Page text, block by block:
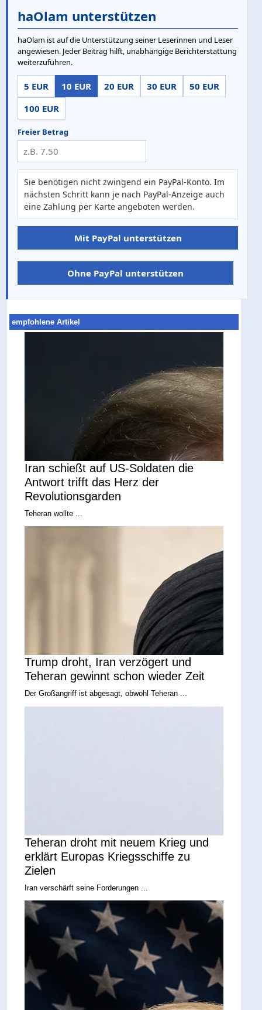
haOlam unterstützen
haOlam ist auf die Unterstützung seiner Leserinnen und Leser
angewiesen. Jeder Beitrag hilft, unabhängige Berichterstattung
weiterzuführen.
5 EUR 10 EUR 20 EUR 30 EUR
50 EUR
100 EUR
Freier Betrag
Sie benötigen nicht zwingend ein PayPal-Konto. Im
nächsten Schritt kann je nach PayPal-Anzeige auch
eine Zahlung per Karte angeboten werden.
Mit PayPal unterstützen
Ohne PayPal unterstützen
empfohlene Artikel
Iran schießt auf US-Soldaten die
Antwort trifft das Herz der
Revolutionsgarden
Teheran wollte ...
Trump droht, Iran verzögert und
Teheran gewinnt schon wieder Zeit
Der Großangriff ist abgesagt, obwohl Teheran ...
Teheran droht mit neuem Krieg und
erklärt Europas Kriegsschiffe zu
Zielen
Iran verschärft seine Forderungen ...